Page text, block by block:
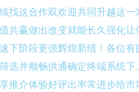
找这合作双欢迎共同升越这
共赢做出改变就能长久强化
下阶段更强辉煌新绩！各位
选并顺畅供通确定终端系统
推介体验好评出率常进步给